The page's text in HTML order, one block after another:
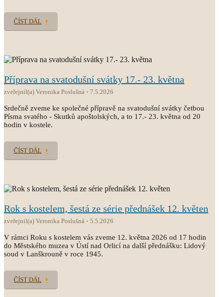
ČÍST DÁL
Příprava na svatodušní svátky 17.- 23. května
zveřejnil(a) Veronika Poslušná 7.5.2026
Srdečně zveme ke společné přípravě na svatodušní svátky četbou
Písma svatého - Skutků apoštolských, a to 17.- 23. května od 20
hodin v kostele.
ČÍST DÁL
Rok s kostelem, šestá ze série přednášek 12. květen
zveřejnil(a) Veronika Poslušná 5.5.2026
V rámci Roku s kostelem vás zveme 12. května 2026 od 17 hodin
do Městského muzea v Ústí nad Orlicí na další přednášku: Lidový
soud v Lanškrouně v roce 1945.
ČÍST DÁL